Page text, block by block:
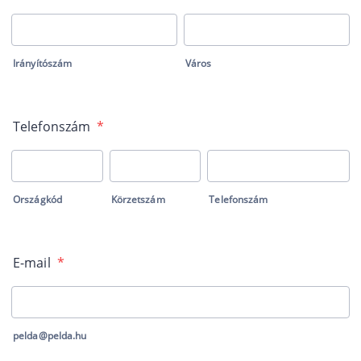
Irányítószám Város
Telefonszám *
Országkód Körzetszám Telefonszám
E-mail *
pelda@pelda.hu